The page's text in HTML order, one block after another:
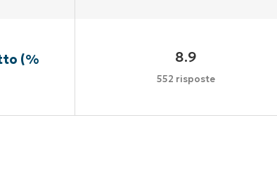
(%
8.9
552 risposte